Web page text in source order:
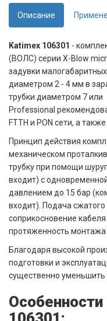
Описание
Katimex 106301 -
(ВОЛС) серии X-Blow
задувки
диаметром 2 - 4 мм в
трубки диаметром 7
Professional
FTTH и PON сети, а
Принцип действия
механическом
трубку при помощи
входит) с
давлением до 15 бар
входит). Подача
соприкосновение
протяженность монтажа
Благодаря высокой
подготовки и
существенно уменьшить